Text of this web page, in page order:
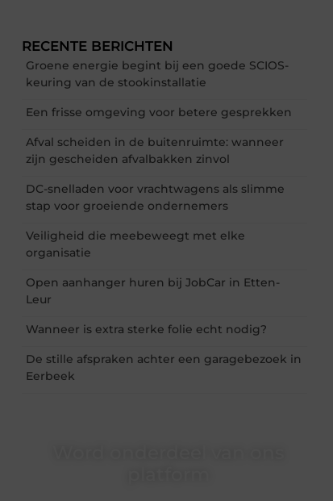
RECENTE BERICHTEN
Groene energie begint bij een goede SCIOS-
keuring van de stookinstallatie
Een frisse omgeving voor betere gesprekken
Afval scheiden in de buitenruimte: wanneer
zijn gescheiden afvalbakken zinvol
DC-snelladen voor vrachtwagens als slimme
stap voor groeiende ondernemers
Veiligheid die meebeweegt met elke
organisatie
Open aanhanger huren bij JobCar in Etten-
Leur
Wanneer is extra sterke folie echt nodig?
De stille afspraken achter een garagebezoek in
Eerbeek